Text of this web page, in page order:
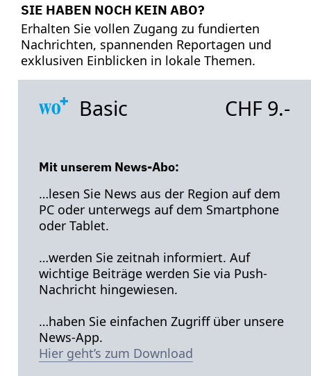
SIE HABEN NOCH KEIN ABO?
Erhalten Sie vollen Zugang zu fundierten
Nachrichten, spannenden Reportagen und
exklusiven Einblicken in lokale Themen.
Basic CHF 9.-
Mit unserem News-Abo:
…lesen Sie News aus der Region auf dem
PC oder unterwegs auf dem Smartphone
oder Tablet.
…werden Sie zeitnah informiert. Auf
wichtige Beiträge werden Sie via Push-
Nachricht hingewiesen.
…haben Sie einfachen Zugriff über unsere
News-App.
Hier geht’s zum Download